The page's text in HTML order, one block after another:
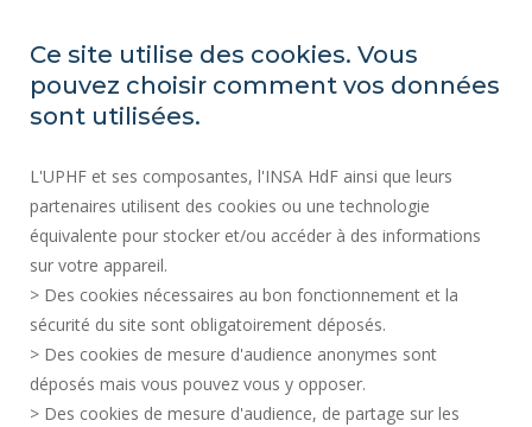
Cómo llegar
ACTOS REGLAMENTARIOS
SALA DE PRENSA
CONTRATACIÓN
SERVICIOS PÚBLICOS +
INFORMACIÓN LEGAL
Ce site utilise des cookies. Vous
pouvez choisir comment vos données
sont utilisées.
L'UPHF et ses composantes, l'INSA HdF ainsi que leurs
partenaires utilisent des cookies ou une technologie
équivalente pour stocker et/ou accéder à des informations
sur votre appareil.
> Des cookies nécessaires au bon fonctionnement et la
sécurité du site sont obligatoirement déposés.
> Des cookies de mesure d'audience anonymes sont
déposés mais vous pouvez vous y opposer.
> Des cookies de mesure d'audience, de partage sur les